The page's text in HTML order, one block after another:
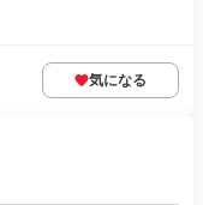
気になる